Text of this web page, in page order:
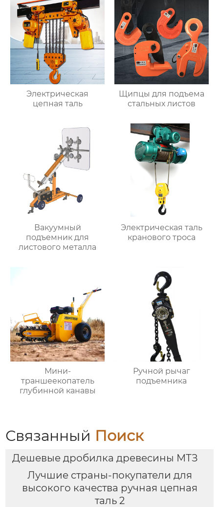
Электрическая
цепная таль
Щипцы для подъема
стальных листов
Вакуумный
подъемник для
листового металла
Электрическая таль
кранового троса
Мини-
траншеекопатель
глубинной канавы
Ручной рычаг
подъемника
Связанный Поиск
Дешевые дробилка древесины МТЗ
Лучшие страны-покупатели для
высокого качества ручная цепная
таль 2